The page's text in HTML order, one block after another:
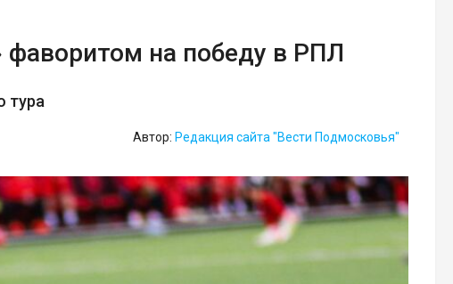
фаворитом на победу в РПЛ
тура
Автор: Редакция сайта "Вести Подмосковья"